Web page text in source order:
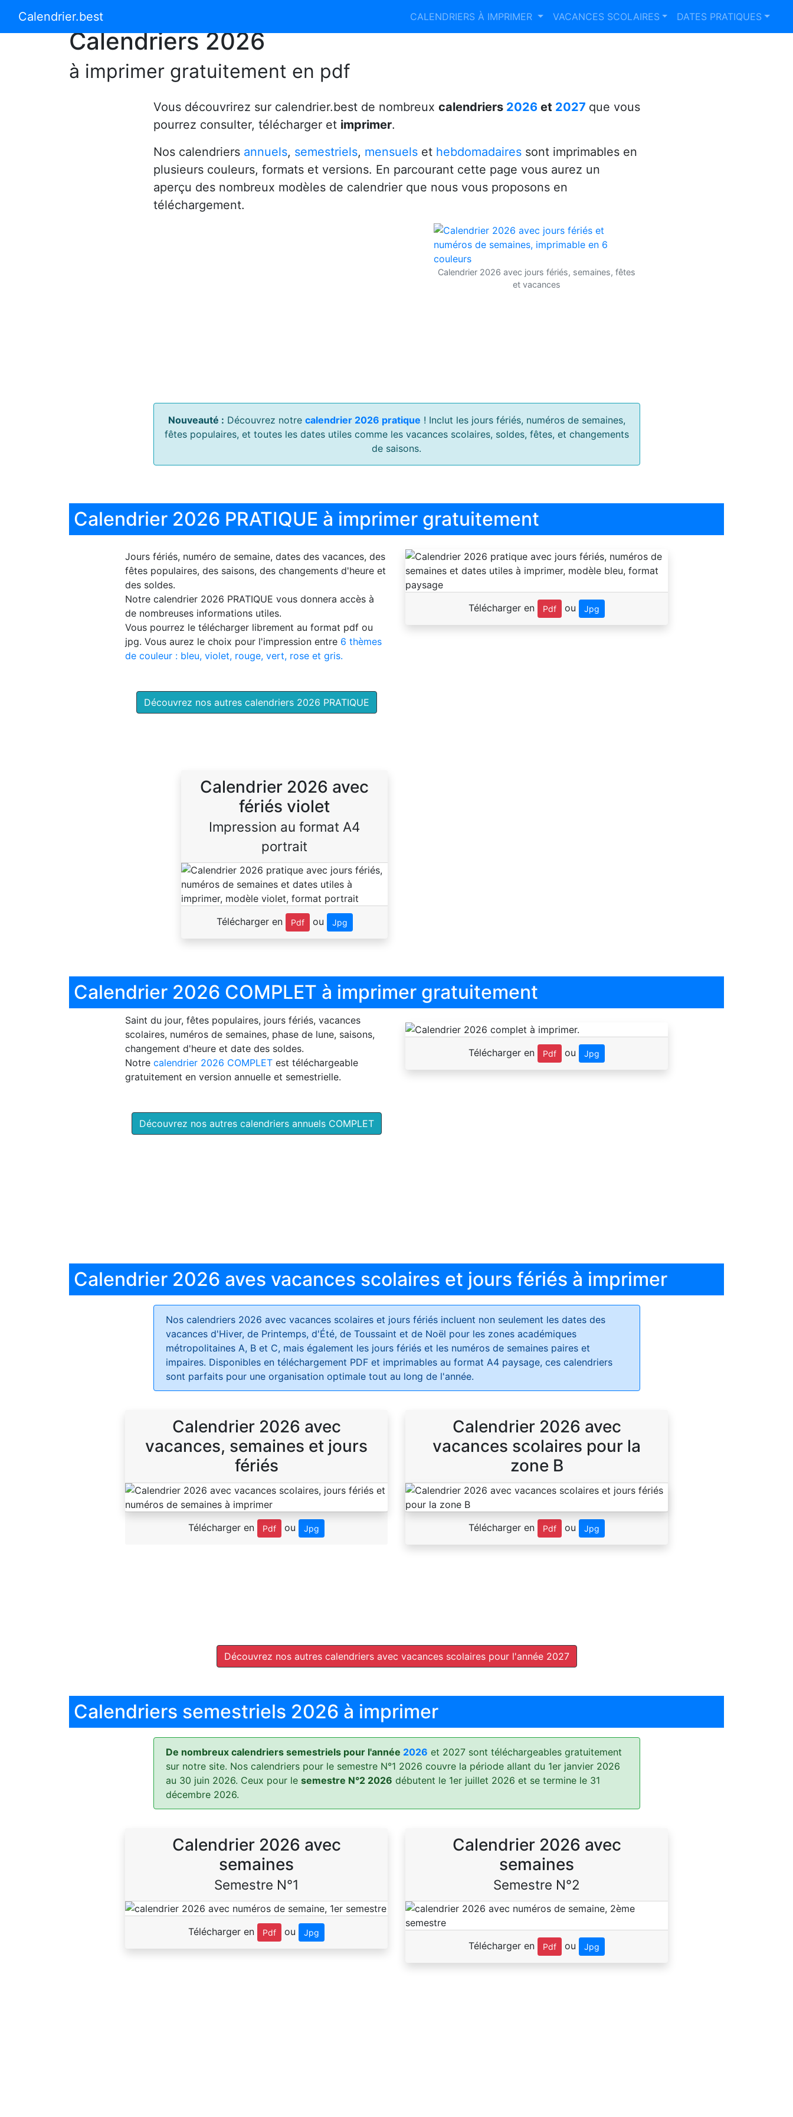
Calendrier.best CALENDRIERS À IMPRIMER VACANCES SCOLAIRES DATES PRATIQUES
Calendrier 2024 Calendrier 2027
Calendriers 2026
à imprimer gratuitement en pdf
Vous découvrirez sur calendrier.best de nombreux calendriers 2026et 2027 que vous
pourrez consulter, télécharger et imprimer.
Nos calendriers annuels, semestriels, mensuelset hebdomadairessont imprimables en
plusieurs couleurs, formats et versions. En parcourant cette page vous aurez un
aperçu des nombreux modèles de calendrier que nous vous proposons en
téléchargement.
Calendrier 2026 avec jours fériés, semaines, fêtes
et vacances
Nouveauté : Découvrez notre calendrier 2026 pratique ! Inclut les jours fériés, numéros de semaines,
fêtes populaires, et toutes les dates utiles comme les vacances scolaires, soldes, fêtes, et changements
de saisons.
Calendrier 2026 PRATIQUE à imprimer gratuitement
Jours fériés, numéro de semaine, dates des vacances, des
fêtes populaires, des saisons, des changements d'heure et
des soldes.
Notre calendrier 2026 PRATIQUE vous donnera accès à
de nombreuses informations utiles.
Vous pourrez le télécharger librement au format pdf ou
jpg. Vous aurez le choix pour l'impression entre 6 thèmes
de couleur : bleu, violet, rouge, vert, rose et gris.
Découvrez nos autres calendriers 2026 PRATIQUE
Télécharger en Pdf ou Jpg
Calendrier 2026 avec
fériés violet
Impression au format A4
portrait
Télécharger en Pdf ou Jpg
Calendrier 2026 COMPLET à imprimer gratuitement
Saint du jour, fêtes populaires, jours fériés, vacances
scolaires, numéros de semaines, phase de lune, saisons,
changement d'heure et date des soldes.
Notre calendrier 2026 COMPLET est téléchargeable
gratuitement en version annuelle et semestrielle.
Découvrez nos autres calendriers annuels COMPLET
Télécharger en Pdf ou Jpg
Calendrier 2026 aves vacances scolaires et jours fériés à imprimer
Nos calendriers 2026 avec vacances scolaires et jours fériésincluent non seulement les dates des
vacances d'Hiver, de Printemps, d'Été, de Toussaint et de Noël pour les zones académiques
métropolitaines A, B et C, mais également les jours fériés et les numéros de semaines paires et
impaires. Disponibles en téléchargement PDF et imprimables au format A4 paysage, ces calendriers
sont parfaits pour une organisation optimale tout au long de l'année.
Calendrier 2026 avec
vacances, semaines et jours
fériés
Télécharger en Pdf ou Jpg
Calendrier 2026 avec
vacances scolaires pour la
zone B
Télécharger en Pdf ou Jpg
Découvrez nos autres calendriers avec vacances scolaires pour l'année 2027
Calendriers semestriels 2026 à imprimer
De nombreux calendriers semestriels pour l'année 2026 et 2027 sont téléchargeables gratuitement
sur notre site. Nos calendriers pour le semestre N°1 2026 couvre la période allant du 1er janvier 2026
au 30 juin 2026. Ceux pour le semestre N°2 2026 débutent le 1er juillet 2026 et se termine le 31
décembre 2026.
Calendrier 2026 avec
semaines
Semestre N°1
Télécharger en Pdf ou Jpg
Calendrier 2026 avec
semaines
Semestre N°2
Télécharger en Pdf ou Jpg